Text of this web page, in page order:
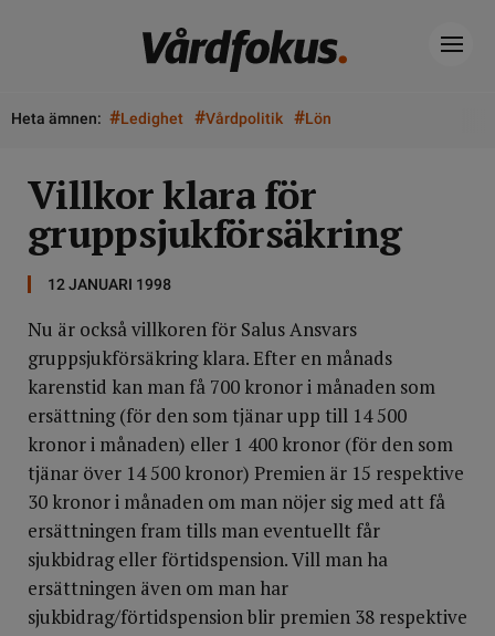
Heta ämnen: #Ledighet #Vårdpolitik #Lön
Villkor klara för
gruppsjukförsäkring
12 JANUARI 1998
Nu är också villkoren för Salus Ansvars
gruppsjukförsäkring klara. Efter en månads
karenstid kan man få 700 kronor i månaden som
ersättning (för den som tjänar upp till 14 500
kronor i månaden) eller 1 400 kronor (för den som
tjänar över 14 500 kronor) Premien är 15 respektive
30 kronor i månaden om man nöjer sig med att få
ersättningen fram tills man eventuellt får
sjukbidrag eller förtidspension. Vill man ha
ersättningen även om man har
sjukbidrag/förtidspension blir premien 38 respektive